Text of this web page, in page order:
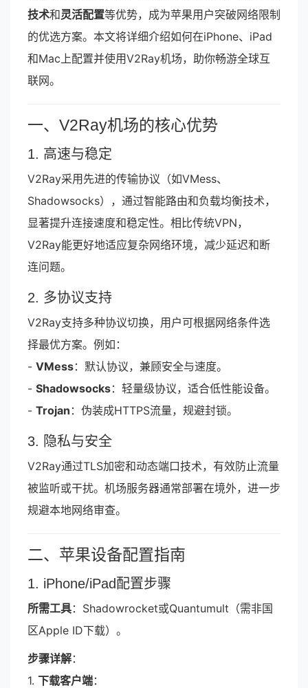
技术和灵活配置等优势，成为苹果用户突破网络限制
的优选方案。本文将详细介绍如何在iPhone、iPad
和Mac上配置并使用V2Ray机场，助你畅游全球互
联网。
一、V2Ray机场的核心优势
1. 高速与稳定
V2Ray采用先进的传输协议（如VMess、
Shadowsocks），通过智能路由和负载均衡技术，
显著提升连接速度和稳定性。相比传统VPN，
V2Ray能更好地适应复杂网络环境，减少延迟和断
连问题。
2. 多协议支持
V2Ray支持多种协议切换，用户可根据网络条件选
择最优方案。例如：
- VMess：默认协议，兼顾安全与速度。
- Shadowsocks：轻量级协议，适合低性能设备。
- Trojan ：伪装成HTTPS流量，规避封锁。
3. 隐私与安全
V2Ray通过TLS加密和动态端口技术，有效防止流量
被监听或干扰。机场服务器通常部署在境外，进一步
规避本地网络审查。
二、苹果设备配置指南
1. iPhone/iPad配置步骤
所需工具：Shadowrocket或Quantumult（需非国
区Apple ID下载）。
步骤详解：
1. 下载客户端：